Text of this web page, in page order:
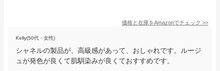
価格と在庫をAmazonでチェック >>
Kelly(50代・女性)
シャネルの製品が、高級感があって、おしゃれです。ルージ
ュが発色が良くて肌馴染みが良くておすすめです。